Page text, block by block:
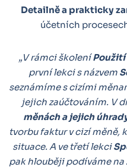
Detailně a prakticky
účetních
„V rámci školeníPoužití
první lekci s názvem
seznámíme s cizími
jejich zaúčtováním. V
měnách a jejich
tvorbu faktur v cizí měně,
situace. A ve třetí lekci
pak hlouběji podíváme na